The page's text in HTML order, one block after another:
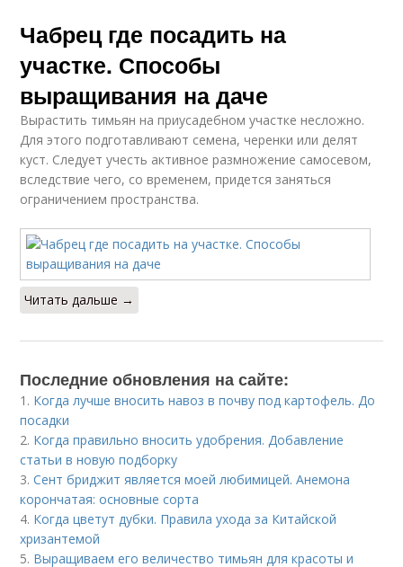
Чабрец где посадить на
участке. Способы
выращивания на даче
Вырастить тимьян на приусадебном участке несложно.
Для этого подготавливают семена, черенки или делят
куст. Следует учесть активное размножение самосевом,
вследствие чего, со временем, придется заняться
ограничением пространства.
Читать дальше →
Последние обновления на сайте:
1. Когда лучше вносить навоз в почву под картофель. До
посадки
2. Когда правильно вносить удобрения. Добавление
статьи в новую подборку
3.Сент бриджит является моей любимицей. Анемона
корончатая: основные сорта
4. Когда цветут дубки. Правила ухода за Китайской
хризантемой
5. Выращиваем его величество тимьян для красоты и